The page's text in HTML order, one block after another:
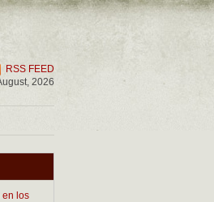
RSS FEED
2026
en los